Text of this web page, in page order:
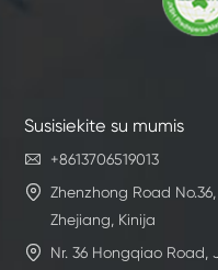
Susisiekite su mumis

+8613706519013
 Zhenzhong Road
Zhejiang, Kinija

Nr. 36 Hongqiao Road,